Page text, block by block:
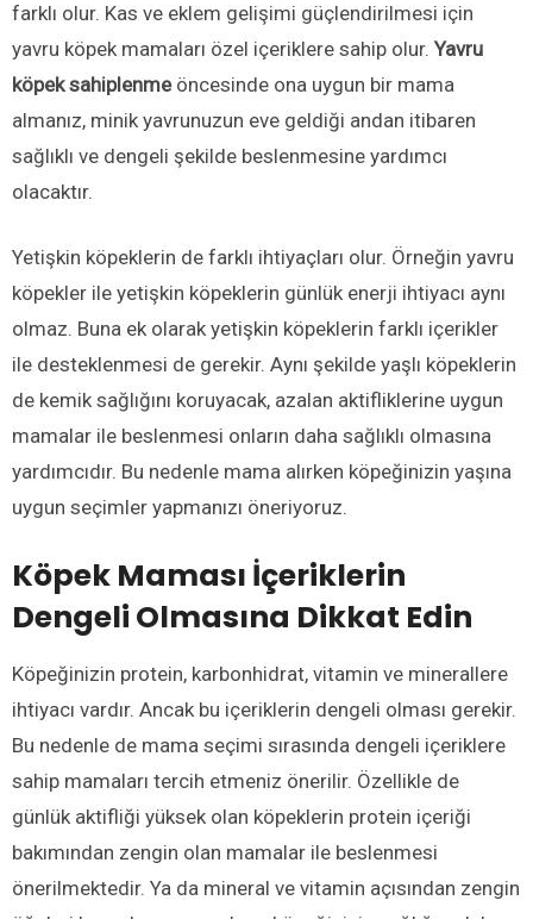
farklı olur. Kas ve eklem gelişimi güçlendirilmesi için
yavru köpek mamaları özel içeriklere sahip olur.Yavru
köpek sahiplenmeöncesinde ona uygun bir mama
almanız, minik yavrunuzun eve geldiği andan itibaren
sağlıklı ve dengeli şekilde beslenmesine yardımcı
olacaktır.
Yetişkin köpeklerin de farklı ihtiyaçları olur. Örneğin yavru
köpekler ile yetişkin köpeklerin günlük enerji ihtiyacı aynı
olmaz. Buna ek olarak yetişkin köpeklerin farklı içerikler
ile desteklenmesi de gerekir. Aynı şekilde yaşlı köpeklerin
de kemik sağlığını koruyacak, azalan aktifliklerine uygun
mamalar ile beslenmesi onların daha sağlıklı olmasına
yardımcıdır. Bu nedenle mama alırken köpeğinizin yaşına
uygun seçimler yapmanızı öneriyoruz.
Köpek Maması İçeriklerin
Dengeli Olmasına Dikkat Edin
Köpeğinizin protein, karbonhidrat, vitamin ve minerallere
ihtiyacı vardır. Ancak bu içeriklerin dengeli olması gerekir.
Bu nedenle de mama seçimi sırasında dengeli içeriklere
sahip mamaları tercih etmeniz önerilir. Özellikle de
günlük aktifliği yüksek olan köpeklerin protein içeriği
bakımından zengin olan mamalar ile beslenmesi
önerilmektedir. Ya da mineral ve vitamin açısından zengin